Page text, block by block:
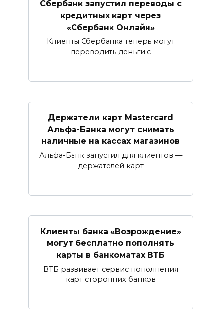
Сбербанк запустил переводы с
кредитных карт через
«Сбербанк Онлайн»​​​​​​​
Клиенты Сбербанка теперь могут
переводить деньги с
Держатели карт Mastercard
Альфа-Банка могут снимать
наличные ​на кассах магазинов​
Альфа-Банк запустил для клиентов —
держателей карт
Клиенты банка «Возрождение»
могут бесплатно пополнять
карты в банкоматах ВТБ
ВТБ развивает сервис пополнения
карт сторонних банков